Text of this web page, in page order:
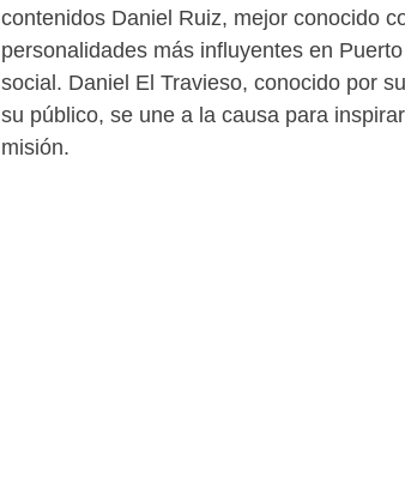
contenidos Daniel Ruiz, mejor conocido
personalidades más influyentes en
social. Daniel El Travieso, conocido por
su público, se une a la causa para
misión.